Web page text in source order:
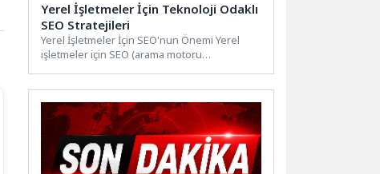
Yerel İşletmeler İçin Teknoloji Odaklı
SEO Stratejileri
Yerel İşletmeler İçin SEO'nun Önemi Yerel
işletmeler için SEO (arama motoru